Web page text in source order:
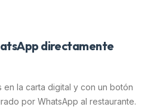
directamente
en la carta digital y con un botón
por WhatsApp al restaurante.